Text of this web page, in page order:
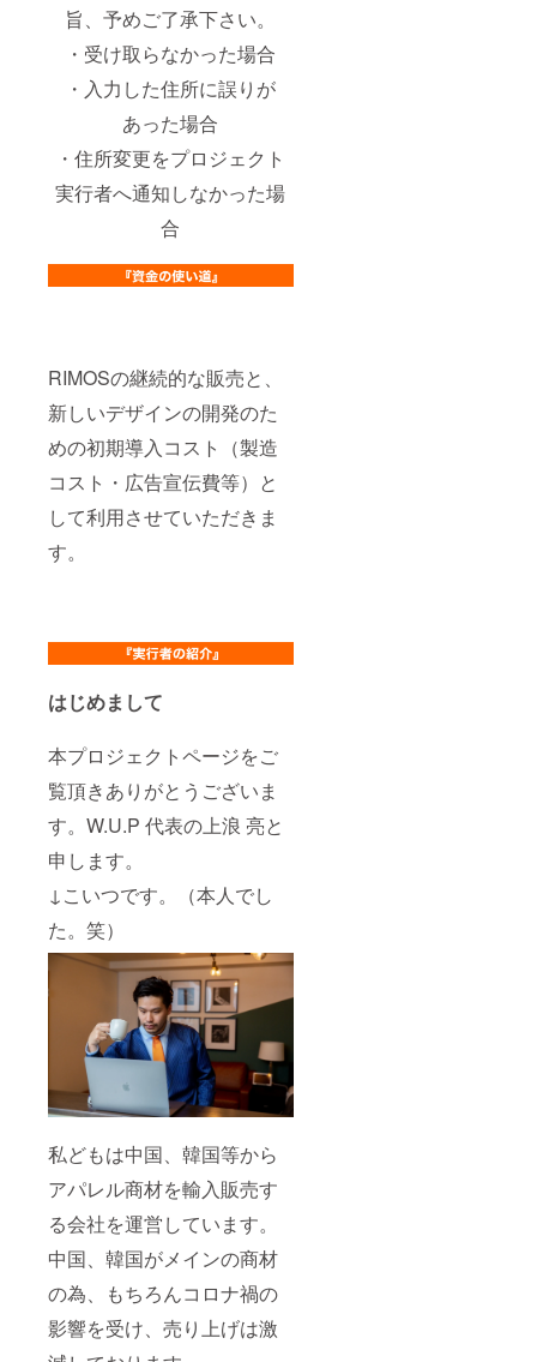
旨、予めご了承下さい。
・受け取らなかった場合
・入力した住所に誤りが
あった場合
・住所変更をプロジェクト
実行者へ通知しなかった場
合
RIMOSの継続的な販売と、
新しいデザインの開発のた
めの初期導入コスト（製造
コスト・広告宣伝費等）と
して利用させていただきま
す。
はじめまして
本プロジェクトページをご
覧頂きありがとうございま
す。 W.U.P 代表の上浪 亮と
申します。
↓こいつです。（本人でし
た。笑）
私どもは中国、韓国等から
アパレル商材を輸入販売す
る会社を運営しています。
中国、韓国がメインの商材
の為、もちろんコロナ禍の
影響を受け、売り上げは激